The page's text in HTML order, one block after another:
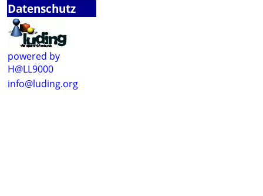
Datenschutz
powered by
H@LL9000
info@luding.org